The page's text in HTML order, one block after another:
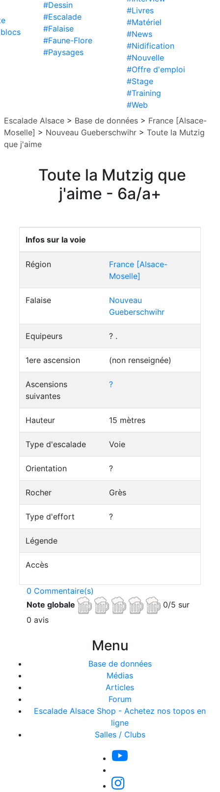
#Dessin
#Escalade
#Falaise
#Faune-Flore
#Paysages
#Livres
#Matériel
#News
#Nidification
#Nouvelle
#Offre d'emploi
#Stage
#Training
#Web
Escalade Alsace > Base de données > France [Alsace-
Moselle] > Nouveau Gueberschwihr > Toute la Mutzig
que j'aime
Toute la Mutzig que
j'aime - 6a/a+
Infos sur la voie
Région
France [Alsace-
Moselle]
Falaise
Nouveau
Gueberschwihr
Equipeurs ? .
1ere ascension (non renseignée)
Ascensions
suivantes
?
Hauteur 15 mètres
Type d'escalade Voie
Orientation ?
Rocher Grès
Type d'effort ?
Légende
Accès
0 Commentaire(s)
Note globale
0/5 sur
0 avis
Menu
Base de données
Médias
Articles
Forum
Escalade Alsace Shop - Achetez nos topos en
ligne
Salles / Clubs